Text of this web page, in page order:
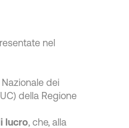
nel
dei
della Regione
lucro , che, alla